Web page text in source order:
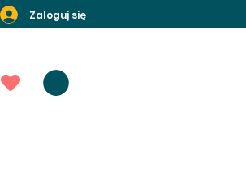
Zaloguj się